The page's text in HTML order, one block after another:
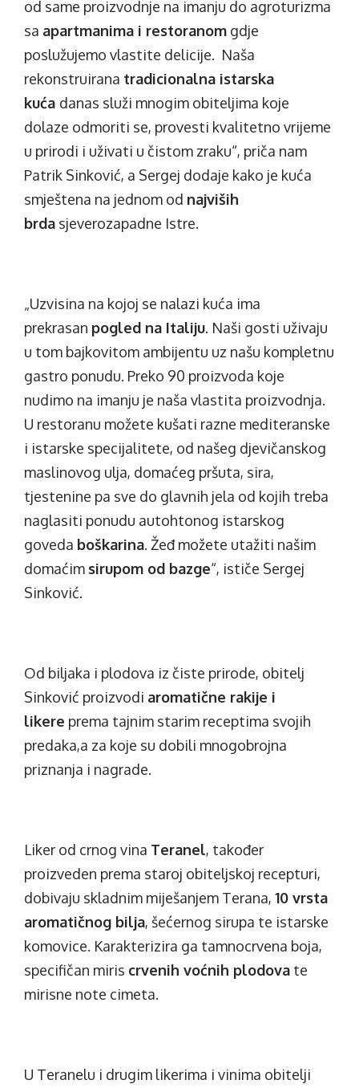
od same proizvodnje na imanju do agroturizma
sa apartmanima i restoranom gdje
poslužujemo vlastite delicije. Naša
rekonstruirana tradicionalna istarska
kuća danas služi mnogim obiteljima koje
dolaze odmoriti se, provesti kvalitetno vrijeme
u prirodi i uživati u čistom zraku“, priča nam
Patrik Sinković, a Sergej dodaje kako je kuća
smještena na jednom od najviših
brda sjeverozapadne Istre.
„Uzvisina na kojoj se nalazi kuća ima
prekrasan pogled na Italiju. Naši gosti uživaju
u tom bajkovitom ambijentu uz našu kompletnu
gastro ponudu. Preko 90 proizvoda koje
nudimo na imanju je naša vlastita proizvodnja.
U restoranu možete kušati razne mediteranske
i istarske specijalitete, od našeg djevičanskog
maslinovog ulja, domaćeg pršuta, sira,
tjestenine pa sve do glavnih jela od kojih treba
naglasiti ponudu autohtonog istarskog
goveda boškarina. Žeđ možete utažiti našim
domaćim sirupom od bazge“, ističe Sergej
Sinković.
Od biljaka i plodova iz čiste prirode, obitelj
Sinković proizvodi aromatične rakije i
likere prema tajnim starim receptima svojih
predaka,a za koje su dobili mnogobrojna
priznanja i nagrade.
Liker od crnog vina Teranel, također
proizveden prema staroj obiteljskoj recepturi,
dobivaju skladnim miješanjem Terana, 10 vrsta
aromatičnog bilja, šećernog sirupa te istarske
komovice. Karakterizira ga tamnocrvena boja,
specifičan miris crvenih voćnih plodova te
mirisne note cimeta.
U Teranelu i drugim likerima i vinima obitelji